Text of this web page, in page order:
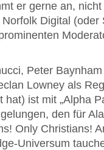
er gerne an,
Digital (oder
Peter
Lowney als
hat) ist mit „Alpha
den für
Only Christians!
Universum